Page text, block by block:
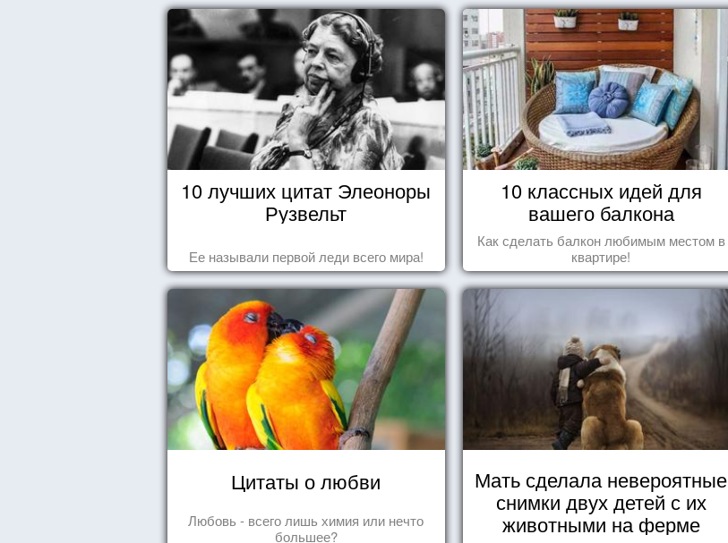
10 лучших цитат Элеоноры
Рузвельт
Ее называли первой леди всего мира!
10 классных идей для
вашего балкона
Как сделать балкон любимым местом в
квартире!
Цитаты о любви
Любовь - всего лишь химия или нечто
большее?
Мать сделала невероятные
снимки двух детей с их
животными на ферме